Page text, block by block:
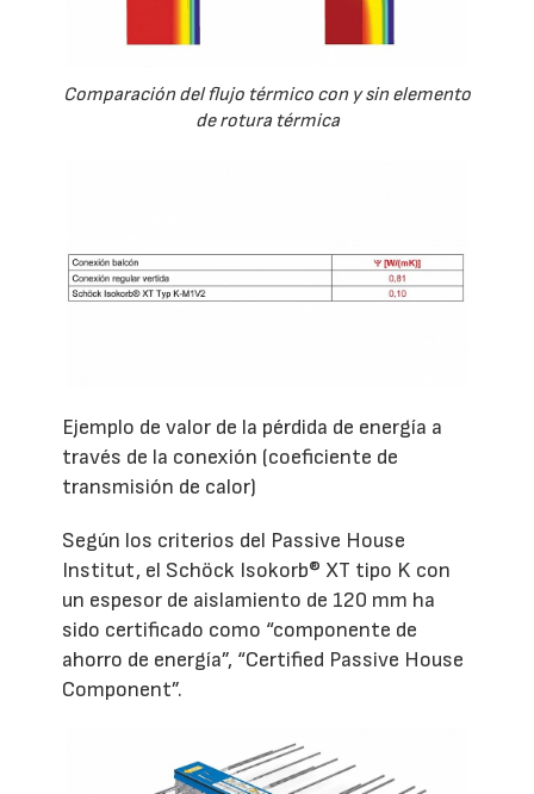
Comparación del flujo térmico con y sin elemento
de rotura térmica
Ejemplo de valor de la pérdida de energía a
través de la conexión (coeficiente de
transmisión de calor)
Según los criterios del Passive House
Institut, el Schöck Isokorb® XT tipo K con
un espesor de aislamiento de 120 mm ha
sido certificado como “componente de
ahorro de energía”, “Certified Passive House
Component”.